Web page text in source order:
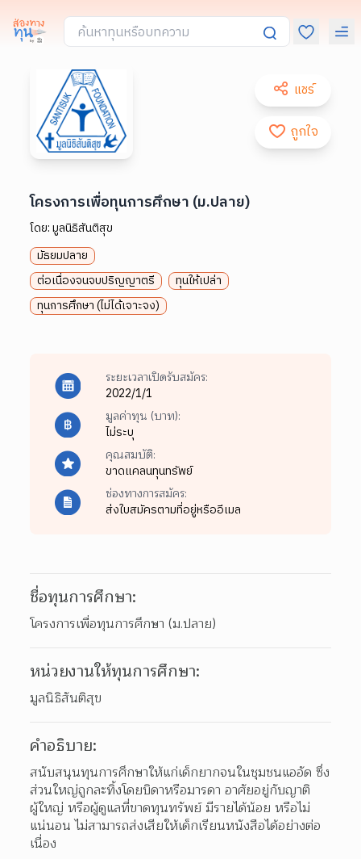
แชร์
ถูกใจ
โครงการเพื่อทุนการศึกษา (ม.ปลาย)
โดย:มูลนิธิสันติสุข
มัธยมปลาย
ต่อเนื่องจนจบปริญญาตรี
ทุนให้เปล่า
ทุนการศึกษา (ไม่ได้เจาะจง)
ระยะเวลาเปิดรับสมัคร:
2022/1/1
มูลค่าทุน (บาท):
ไม่ระบุ
คุณสมบัติ:
ขาดแคลนทุนทรัพย์
ช่องทางการสมัคร:
ส่งใบสมัครตามที่อยู่หรืออีเมล
ชื่อทุนการศึกษา:
โครงการเพื่อทุนการศึกษา (ม.ปลาย)
หน่วยงานให้ทุนการศึกษา:
มูลนิธิสันติสุข
คำอธิบาย:
สนับสนุนทุนการศึกษาให้แก่เด็กยากจนในชุมชนแออัด ซึ่ง
ส่วนใหญ่ถูกละทิ้งโดยบิดาหรือมารดา อาศัยอยู่กับญาติ
ผู้ใหญ่ หรือผู้ดูแลที่ขาดทุนทรัพย์ มีรายได้น้อย หรือไม่
แน่นอน ไม่สามารถส่งเสียให้เด็กเรียนหนังสือได้อย่างต่อ
เนื่อง